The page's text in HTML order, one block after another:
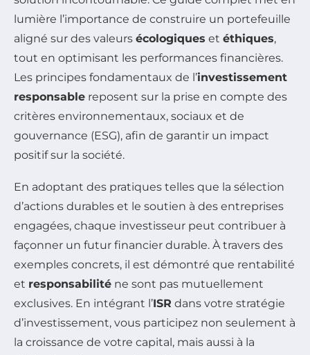
lumière l’importance de construire un portefeuille
aligné sur des valeurs écologiques et éthiques,
tout en optimisant les performances financières.
Les principes fondamentaux de l’investissement
responsable reposent sur la prise en compte des
critères environnementaux, sociaux et de
gouvernance (ESG), afin de garantir un impact
positif sur la société.
En adoptant des pratiques telles que la sélection
d’actions durables et le soutien à des entreprises
engagées, chaque investisseur peut contribuer à
façonner un futur financier durable. À travers des
exemples concrets, il est démontré que rentabilité
et responsabilité ne sont pas mutuellement
exclusives. En intégrant l’ISR dans votre stratégie
d’investissement, vous participez non seulement à
la croissance de votre capital, mais aussi à la